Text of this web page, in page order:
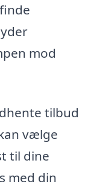
mod
tilbud
vælge
til dine
med din